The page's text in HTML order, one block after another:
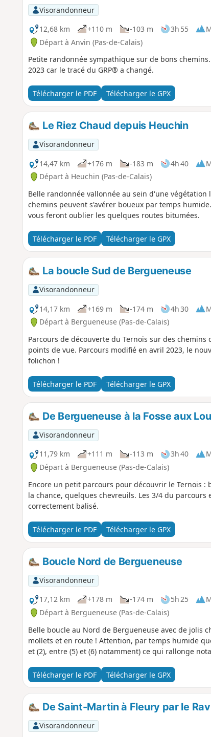
Visorandonneur
12,68 km
+110 m -103 m 3h 55
Départ à Anvin (Pas-de-Calais)
Petite randonnée sympathique sur de bons
2023 car le tracé du GRP® a changé.
Télécharger le PDF Télécharger le GPX
Le Riez Chaud depuis Heuchin
Visorandonneur
14,47 km
+176 m -183 m 4h 40
Départ à Heuchin (Pas-de-Calais)
Belle randonnée vallonnée au sein d'une
chemins peuvent s'avérer boueux par temps
vous feront oublier les quelques routes bitumées.
Télécharger le PDF Télécharger le GPX
La boucle Sud de Bergueneuse
Visorandonneur
14,17 km
+169 m -174 m 4h 30
Départ à Bergueneuse (Pas-de-Calais)
Parcours de découverte du Ternois sur des
points de vue. Parcours modifié en avril 2023, le
folichon !
Télécharger le PDF Télécharger le GPX
De Bergueneuse à la Fosse aux
Visorandonneur
11,79 km
+111 m -113 m 3h 40
Départ à Bergueneuse (Pas-de-Calais)
Encore un petit parcours pour découvrir le Ternois :
la chance, quelques chevreuils. Les 3/4 du
correctement balisé.
Télécharger le PDF Télécharger le GPX
Boucle Nord de Bergueneuse
Visorandonneur
17,12 km
+178 m -174 m 5h 25
Départ à Bergueneuse (Pas-de-Calais)
Belle boucle au Nord de Bergueneuse avec de jolis
mollets et en route ! Attention, par temps humide
et (2), entre (5) et (6) notamment) ce qui rallonge
Télécharger le PDF Télécharger le GPX
De Saint-Martin à Fleury par le
Visorandonneur